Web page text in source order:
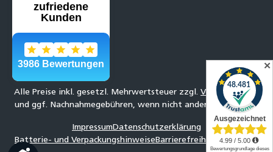
Alle Preise inkl. gesetzl. Mehrwertsteuer zzgl. Versandkosten
und ggf. Nachnahmegebühren, wenn nicht anders angegeben.
ImpressumDatenschutzerklärung
Batterie- und VerpackungshinweiseBarrierefreiheitserklärung
✕